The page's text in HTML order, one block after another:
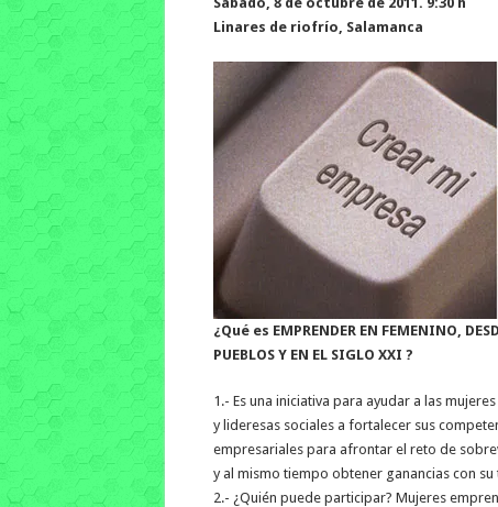
Linares de riofrío, Salamanca
¿Qué es EMPRENDER EN FEMENINO,
PUEBLOS Y EN EL SIGLO XXI ?
1.- Es una iniciativa para ayudar a las
y lideresas sociales a fortalecer sus
empresariales para afrontar el reto de
y al mismo tiempo obtener ganancias con su
2.- ¿Quién puede participar? Mujeres